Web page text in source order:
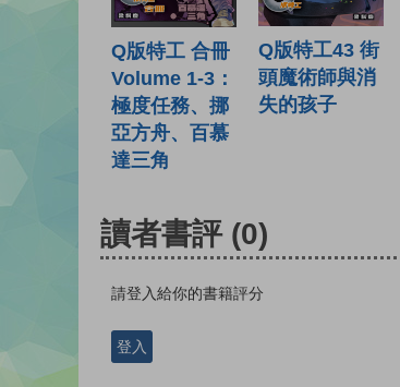
Q版特工 合冊
Volume 1-3：
極度任務、挪
亞方舟、百慕
達三角
Q版特工43 街
頭魔術師與消
失的孩子
讀者書評 (0)
請登入給你的書籍評分
登入